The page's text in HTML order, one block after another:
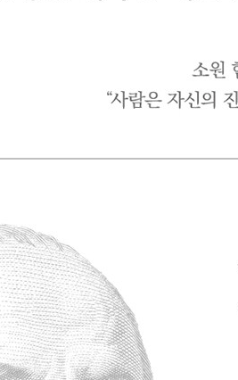
직이 부족하면 모든 것이 부족하다”
대하여
록, 인생은 (말이 아닌) 그 열매로 이야
년 4월 17일 밤 11시경, 84년 3개월의
리에게는 여전히 옛사람의 지혜가 필